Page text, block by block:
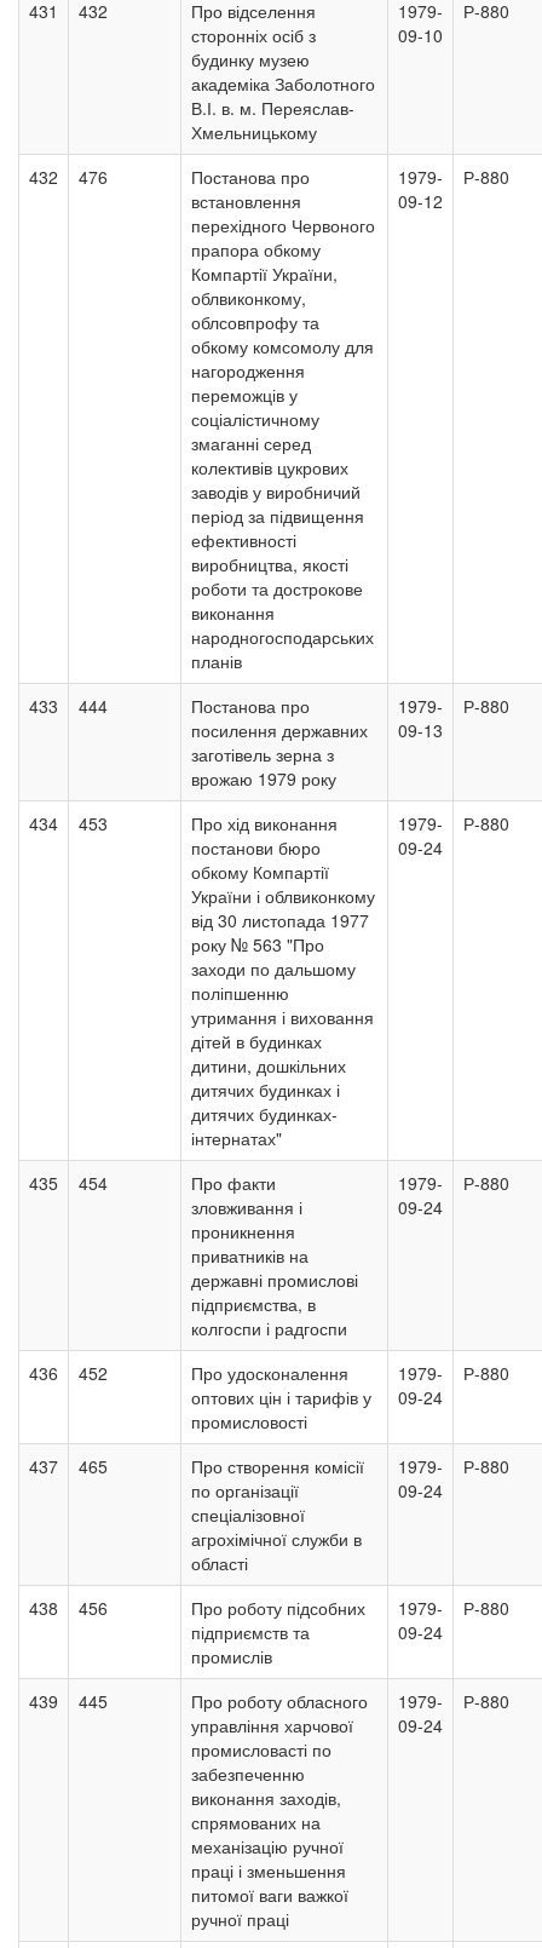
431 432
Про відселення
сторонніх осіб з
будинку музею
академіка Заболотного
В.І. в. м. Переяслав-
Хмельницькому
1979-
09-10
Р-880
432 476
Постанова про
встановлення
перехідного Червоного
прапора обкому
Компартії України,
облвиконкому,
облсовпрофу та
обкому комсомолу для
нагородження
переможців у
соціалістичному
змаганні серед
колективів цукрових
заводів у виробничий
період за підвищення
ефективності
виробництва, якості
роботи та дострокове
виконання
народногосподарських
планів
1979-
09-12
Р-880
433 444
Постанова про
посилення державних
заготівель зерна з
врожаю 1979 року
1979-
09-13
Р-880
434 453
Про хід виконання
постанови бюро
обкому Компартії
України і облвиконкому
від 30 листопада 1977
року № 563 "Про
заходи по дальшому
поліпшенню
утримання і виховання
дітей в будинках
дитини, дошкільних
дитячих будинках і
дитячих будинках-
інтернатах"
1979-
09-24
Р-880
435 454
Про факти
зловживання і
проникнення
приватників на
державні промислові
підприємства, в
колгоспи і радгоспи
1979-
09-24
Р-880
436 452
Про удосконалення
оптових цін і тарифів у
промисловості
1979-
09-24
Р-880
437 465
Про створення комісії
по організації
спеціалізовної
агрохімічної служби в
області
1979-
09-24
Р-880
438 456
Про роботу підсобних
підприємств та
промислів
1979-
09-24
Р-880
439 445
Про роботу обласного
управління харчової
промисловасті по
забезпеченню
виконання заходів,
спрямованих на
механізацію ручної
праці і зменьшення
питомої ваги важкої
ручної праці
1979-
09-24
Р-880